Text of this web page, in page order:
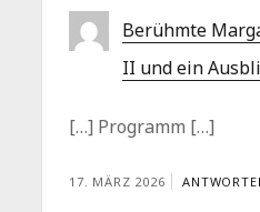
Berühmte
II und ein
[…] Programm […]
17. MÄRZ 2026